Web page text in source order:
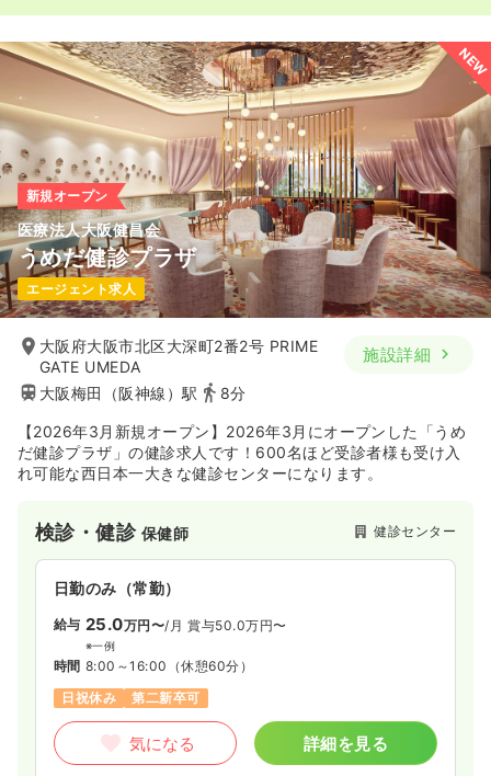
NEW
新規オープン
医療法人大阪健昌会
うめだ健診プラザ
エージェント求人
大阪府大阪市北区大深町2番2号 PRIME
GATE UMEDA
大阪梅田（阪神線）駅
8分
施設詳細
【2026年3月新規オープン】2026年3月にオープンした「うめ
だ健診プラザ」の健診求人です！600名ほど受診者様も受け入
れ可能な西日本一大きな健診センターになります。
検診・健診 保健師 健診センター
日勤のみ（常勤）
給与 25.0万円〜/月 賞与50.0万円〜
※一例
時間 8:00～16:00 （休憩60分）
日祝休み
第二新卒可
気になる 詳細を見る